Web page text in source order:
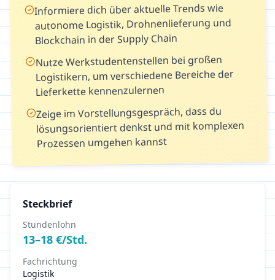
Informiere dich über aktuelle Trends wie
autonome Logistik, Drohnenlieferung und
Blockchain in der Supply Chain
Nutze Werkstudentenstellen bei großen
Logistikern, um verschiedene Bereiche der
Lieferkette kennenzulernen
Zeige im Vorstellungsgespräch, dass du
lösungsorientiert denkst und mit komplexen
Prozessen umgehen kannst
Steckbrief
Stundenlohn
13–18 €/Std.
Fachrichtung
Logistik